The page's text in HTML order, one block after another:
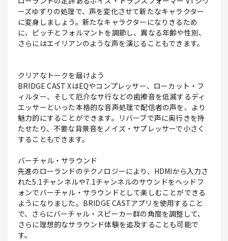
ーズゆずりの処理で、声を変化させて新たなキャラクター
に変身しましょう。新たなキャラクターになりきるため
に、ピッチとフォルマントを調節し、異なる年齢や性別、
さらにはエイリアンのような声を演じることもできます。
クリアなトークを届けよう
BRIDGE CAST XはEQやコンプレッサー、ローカット・フ
ィルター、そして厄介なサ行などの歯擦音を低減するディ
エッサーといった本格的な音声処理で配信者の声を、より
魅力的にすることができます。リバーブで声に奥行きを持
たせたり、不要な背景音をノイズ・サプレッサーで小さく
することもできます。
バーチャル・サラウンド
先進のローランドのテクノロジーにより、HDMIから入力さ
れた5.1チャンネルや7.1チャンネルのサウンドをヘッドフ
ォンでバーチャル・サラウンドとして楽しむことができる
ようになりました。BRIDGE CASTアプリを使用すること
で、さらにバーチャル・スピーカー群の角度を調整して、
さらに理想的なサラウンド体験を追及することも可能で
す。